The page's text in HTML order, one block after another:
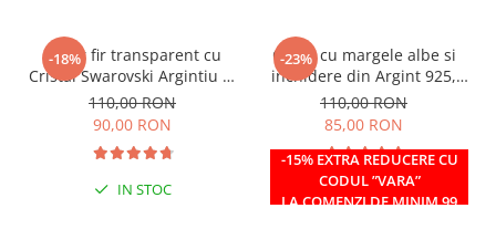
-18%
Colier fir transparent cu
Cristal Swarovski Argintiu in
Caseta din Argint 925
110,00 RON
90,00 RON
IN STOC
-23%
-15% EXTRA REDUCERE CU
CODUL ”VARA”
LA COMENZI DE MINIM 99
Colier cu margele albe si
inchidere din Argint 925,
reglabil 38-41 cm
110,00 RON
85,00 RON
IN STOC